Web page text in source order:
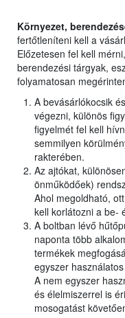
Környezet,
fertőtleníteni kell a
Előzetesen fel kell
berendezési tárgyak,
folyamatosan
A bevásárlókocsik
végezni, különös
figyelmét fel kell
semmilyen
rakterében.
Az ajtókat,
önműködőek)
Ahol megoldható,
kell korlátozni a be-
A boltban lévő
naponta több
termékek
egyszer
A nem egyszer
és élelmiszerrel is
mosogatást